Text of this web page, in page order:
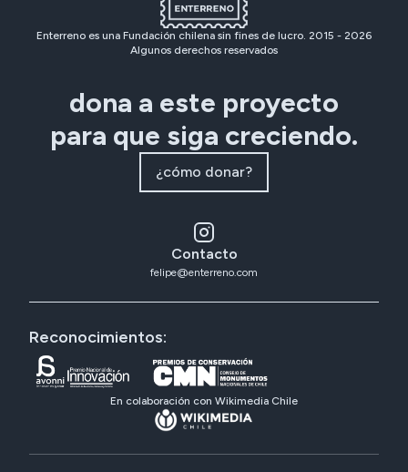
Enterreno es una Fundación chilena sin fines de lucro. 2015 - 2026
Algunos derechos reservados
dona a este proyecto
para que siga creciendo.
¿cómo donar?
Contacto
felipe@enterreno.com
Reconocimientos:
En colaboración con Wikimedia Chile